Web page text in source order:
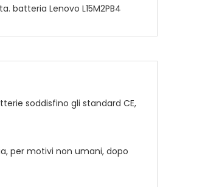
batteria Lenovo L15M2PB4
soddisfino gli standard CE,
per motivi non umani, dopo